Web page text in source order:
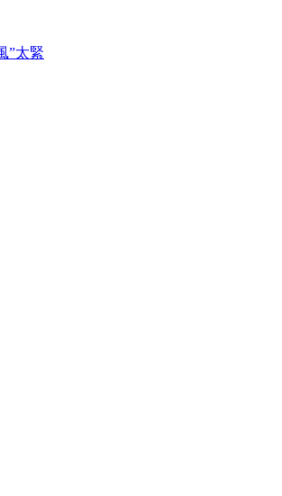
”太緊